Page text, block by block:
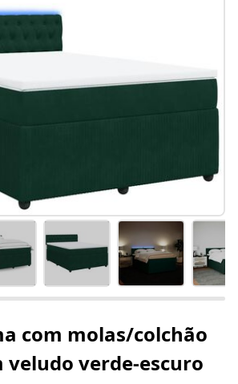
com molas/colchão
veludo verde-escuro